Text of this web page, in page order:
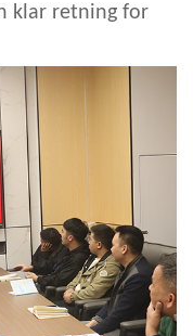
klar retning for